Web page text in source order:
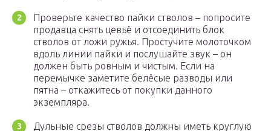
Проверьте качество пайки стволов – попросите
продавца снять цевьё и отсоединить блок
стволов от ложи ружья. Простучите молоточком
вдоль линии пайки и послушайте звук – он
должен быть ровным и чистым. Если на
перемычке заметите белёсые разводы или
пятна – откажитесь от покупки данного
экземпляра.
Дульные срезы стволов должны иметь круглую